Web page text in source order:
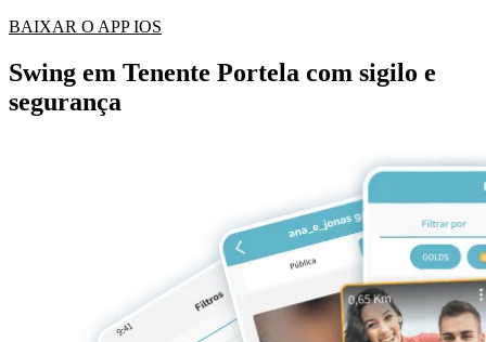
BAIXAR O APP IOS
Swing em Tenente Portela com sigilo e
segurança